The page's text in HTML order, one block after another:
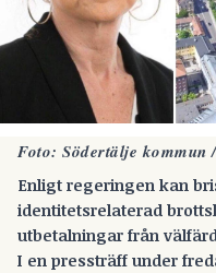
Foto: Södertälje kommun
Enligt regeringen kan
identitetsrelaterad
utbetalningar från
I en pressträff under